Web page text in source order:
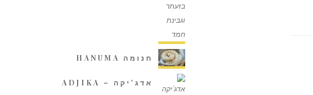
חנומה HANUMA
אדג'יקה – ADJIKA